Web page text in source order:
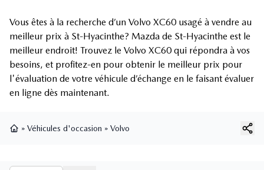
Vous êtes à la recherche d’un Volvo XC60 usagé à vendre au
meilleur prix à St-Hyacinthe? Mazda de St-Hyacinthe est le
meilleur endroit! Trouvez le Volvo XC60 qui répondra à vos
besoins, et profitez-en pour obtenir le meilleur prix pour
l'évaluation de votre véhicule d’échange en le faisant évaluer
en ligne dès maintenant.
» Véhicules d'occasion » Volvo